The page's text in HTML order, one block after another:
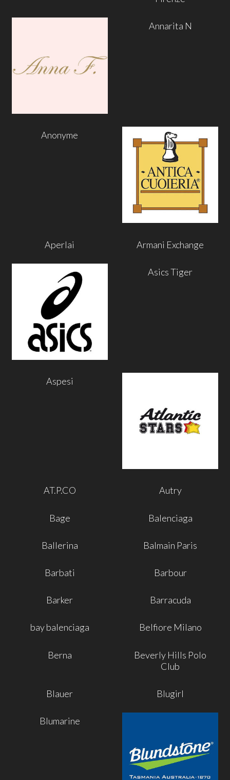
Annarita N
Anonyme
Aperlai Armani Exchange
Asics Tiger
Aspesi
AT.P.CO Autry
Bage Balenciaga
Ballerina Balmain Paris
Barbati Barbour
Barker Barracuda
bay balenciaga Belfiore Milano
Berna
Beverly Hills Polo
Club
Blauer Blugirl
Blumarine